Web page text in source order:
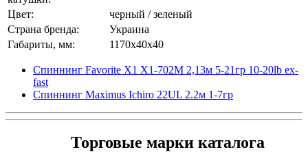
Цвет:
черный / зеленый
Страна бренда:
Украина
Габариты, мм:
1170x40x40
Спиннинг Favorite X1 X1-702M 2,13м 5-21гр 10-20lb ex-
fast
Спиннинг Maximus Ichiro 22UL 2.2м 1-7гр
Торговые марки каталога